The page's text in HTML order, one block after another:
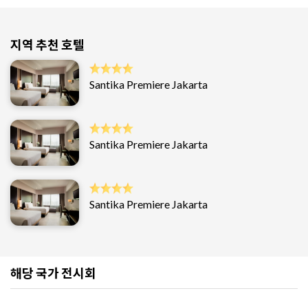
지역 추천 호텔
Santika Premiere Jakarta
Santika Premiere Jakarta
Santika Premiere Jakarta
해당 국가 전시회